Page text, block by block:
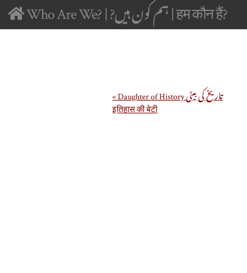
Who Are We? | ?ہم کون ہیں | हम कौन हैं?
« Daughter of History تاریخ کی بیٹی
इतिहास की बेटी